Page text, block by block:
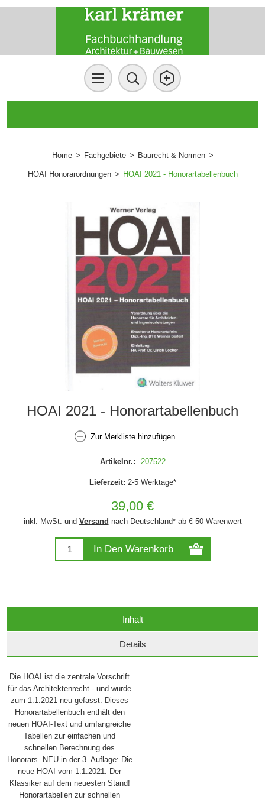
Home > Fachgebiete > Baurecht & Normen >
HOAI Honorarordnungen > HOAI 2021 - Honorartabellenbuch
HOAI 2021 - Honorartabellenbuch
Zur Merkliste hinzufügen
Artikelnr.: 207522
Lieferzeit: 2-5 Werktage*
39,00 €
inkl. MwSt. und Versand nach Deutschland* ab € 50 Warenwert
In Den Warenkorb
Inhalt
Details
Die HOAI ist die zentrale Vorschrift
für das Architektenrecht - und wurde
zum 1.1.2021 neu gefasst. Dieses
Honorartabellenbuch enthält den
neuen HOAI-Text und umfangreiche
Tabellen zur einfachen und
schnellen Berechnung des
Honorars. NEU in der 3. Auflage: Die
neue HOAI vom 1.1.2021. Der
Klassiker auf dem neuesten Stand!
Honorartabellen zur schnellen